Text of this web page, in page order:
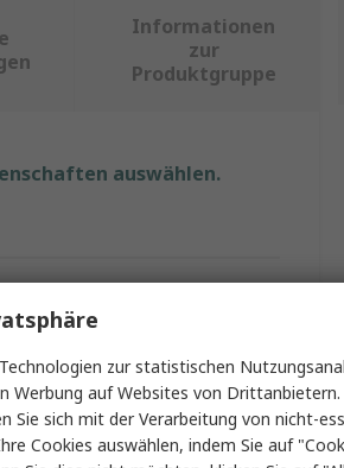
Informationen
zur
Produktgruppe
auswählen.
Reinigung, Rostentferner
zur statistischen
Werbung auf Websites von
Sie sich mit der Verarbeitung von nicht-
Cookies auswählen, indem Sie auf